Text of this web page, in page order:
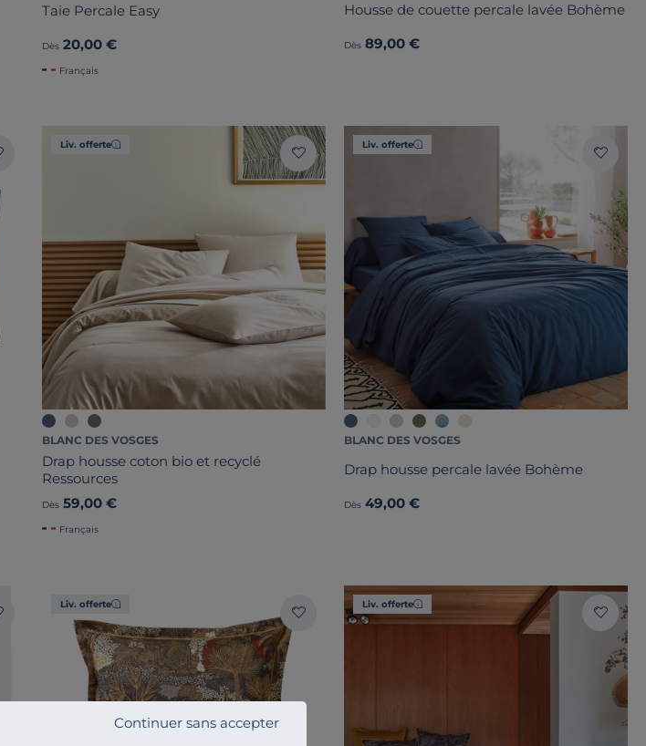
Continuer sans accepter
Taie Percale Easy
Dès 20,00 €
Français
Housse de couette percale lavée Bohème
Dès 89,00 €
Liv. offerte
BLANC DES VOSGES
Drap housse coton bio et recyclé
Ressources
Dès 59,00 €
Français
Liv. offerte
BLANC DES VOSGES
Drap housse percale lavée Bohème
Dès 49,00 €
Liv. offerte Liv. offerte